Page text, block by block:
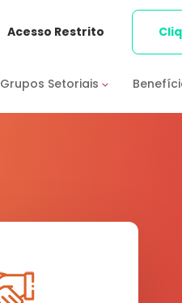
Grupos Setoriais
Acesso Restrito